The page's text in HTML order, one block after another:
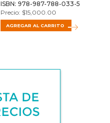
ISBN: 978-987-788-033-5
$15,000.00
AGREGAR AL CARRITO